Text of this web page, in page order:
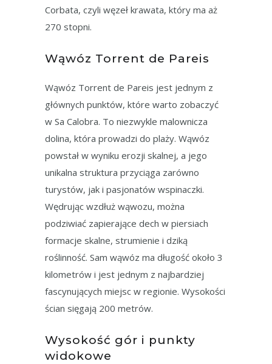
Corbata, czyli węzeł krawata, który ma aż
270 stopni.
Wąwóz Torrent de Pareis
Wąwóz Torrent de Pareis jest jednym z
głównych punktów, które warto zobaczyć
w Sa Calobra. To niezwykle malownicza
dolina, która prowadzi do plaży. Wąwóz
powstał w wyniku erozji skalnej, a jego
unikalna struktura przyciąga zarówno
turystów, jak i pasjonatów wspinaczki.
Wędrując wzdłuż wąwozu, można
podziwiać zapierające dech w piersiach
formacje skalne, strumienie i dziką
roślinność. Sam wąwóz ma długość około 3
kilometrów i jest jednym z najbardziej
fascynujących miejsc w regionie. Wysokości
ścian sięgają 200 metrów.
Wysokość gór i punkty
widokowe